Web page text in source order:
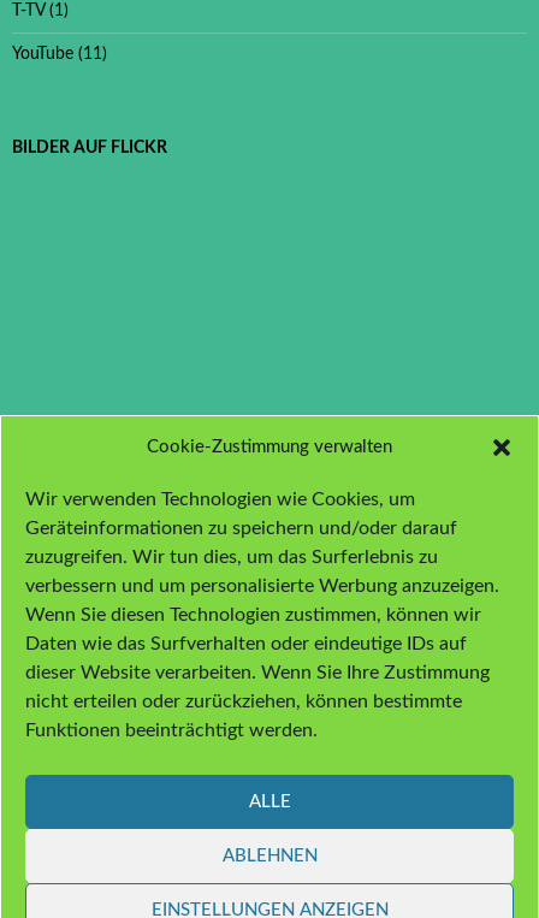
Cookie-Zustimmung verwalten
Wir verwenden Technologien wie Cookies, um
Geräteinformationen zu speichern und/oder darauf
zuzugreifen. Wir tun dies, um das Surferlebnis zu
verbessern und um personalisierte Werbung anzuzeigen.
Wenn Sie diesen Technologien zustimmen, können wir
Daten wie das Surfverhalten oder eindeutige IDs auf
dieser Website verarbeiten. Wenn Sie Ihre Zustimmung
nicht erteilen oder zurückziehen, können bestimmte
Funktionen beeinträchtigt werden.
ALLE
ABLEHNEN
EINSTELLUNGEN ANZEIGEN
T-TV(1)
YouTube (11)
BILDER AUF FLICKR
Autoren
Stolz präsentiert von WordPress